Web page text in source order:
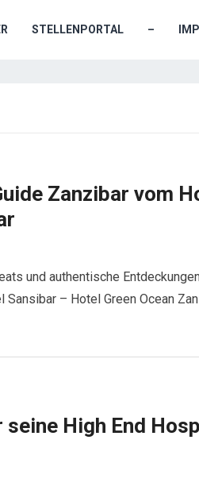
STELLENPORTAL –
Zanzibar vom
und authentische
Sansibar – Hotel Green Ocean
seine High End